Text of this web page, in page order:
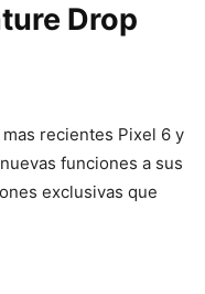
Drop
recientes Pixel 6 y
funciones a sus
exclusivas que